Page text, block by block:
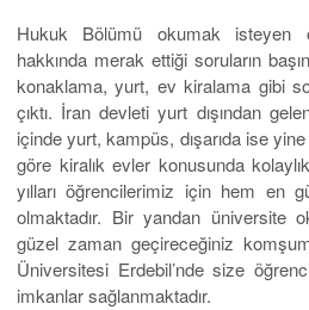
Hukuk Bölümü okumak isteyen
hakkında merak ettiği soruların
konaklama, yurt, ev kiralama gibi
çıktı. İran devleti yurt dışından
içinde yurt, kampüs, dışarıda ise
göre kiralık evler konusunda
yılları öğrencilerimiz için hem en
olmaktadır. Bir yandan üniversite
güzel zaman geçireceğiniz
Üniversitesi Erdebil’nde size
imkanlar sağlanmaktadır.